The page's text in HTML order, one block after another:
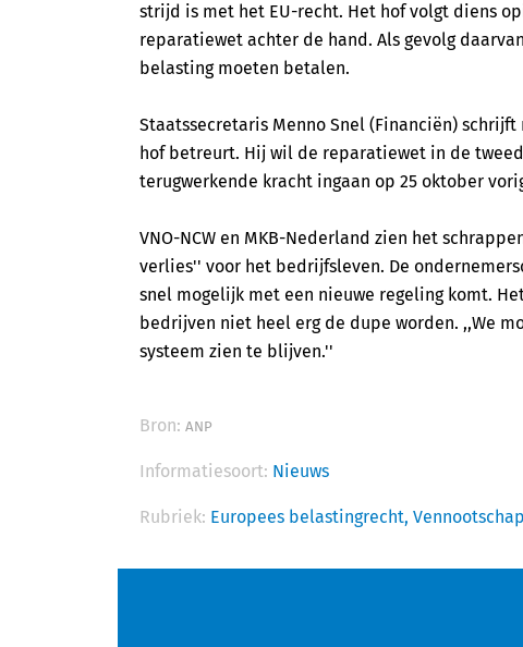
strijd is met het EU-recht. Het hof volgt diens
reparatiewet achter de hand. Als gevolg
belasting moeten betalen.
Staatssecretaris Menno Snel (Financiën)
hof betreurt. Hij wil de reparatiewet in de
terugwerkende kracht ingaan op 25 oktober
VNO-NCW en MKB-Nederland zien het
verlies'' voor het bedrijfsleven. De
snel mogelijk met een nieuwe regeling komt.
bedrijven niet heel erg de dupe worden. ,,We
systeem zien te blijven.''
Bron: ANP
Informatiesoort: Nieuws
Rubriek: Europees belastingrecht,